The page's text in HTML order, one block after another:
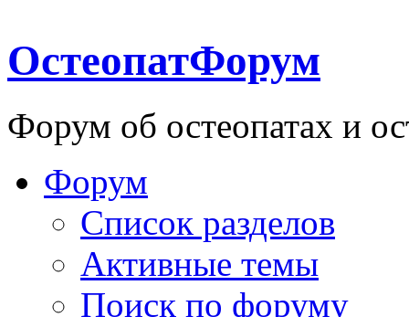
ОстеопатФорум
Форум об остеопатах и
Форум
Список разделов
Активные темы
Поиск по форуму